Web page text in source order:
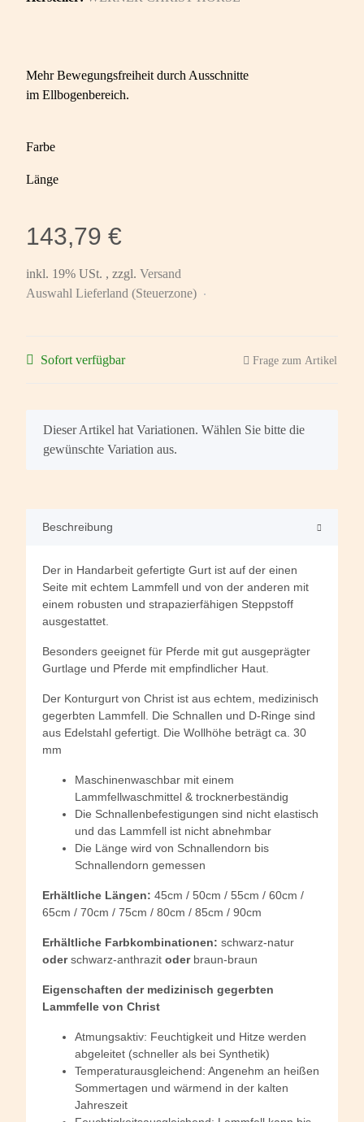
Mehr Bewegungsfreiheit durch Ausschnitte
im Ellbogenbereich.
Farbe
Länge
143,79 €
inkl. 19% USt. , zzgl. Versand
Auswahl Lieferland (Steuerzone)
Sofort verfügbar Frage zum Artikel
x
Dieser Artikel hat Variationen. Wählen Sie bitte die
gewünschte Variation aus.
Beschreibung
Der in Handarbeit gefertigte Gurt ist auf der einen
Seite mit echtem Lammfell und von der anderen mit
einem robusten und strapazierfähigen Steppstoff
ausgestattet.
Besonders geeignet für Pferde mit gut ausgeprägter
Gurtlage und Pferde mit empfindlicher Haut.
Der Konturgurt von Christ ist aus echtem, medizinisch
gegerbten Lammfell. Die Schnallen und D-Ringe sind
aus Edelstahl gefertigt. Die Wollhöhe beträgt ca. 30
mm
Maschinenwaschbar mit einem
Lammfellwaschmittel & trocknerbeständig
Die Schnallenbefestigungen sind nicht elastisch
und das Lammfell ist nicht abnehmbar
Die Länge wird von Schnallendorn bis
Schnallendorn gemessen
Erhältliche Längen: 45cm / 50cm / 55cm / 60cm /
65cm / 70cm / 75cm / 80cm / 85cm / 90cm
Erhältliche Farbkombinationen: schwarz-natur
oderschwarz-anthrazit oder braun-braun
Eigenschaften der medizinisch gegerbten
Lammfelle von Christ
Atmungsaktiv: Feuchtigkeit und Hitze werden
abgeleitet (schneller als bei Synthetik)
Temperaturausgleichend: Angenehm an heißen
Sommertagen und wärmend in der kalten
Jahreszeit